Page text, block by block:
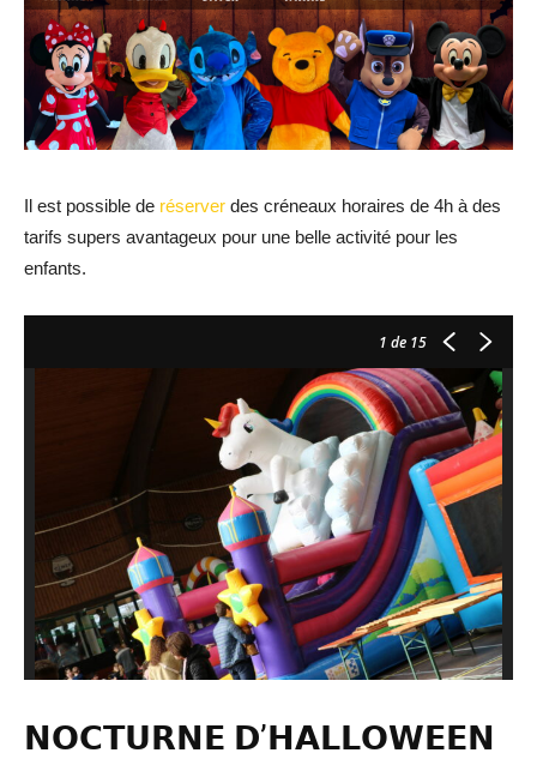
Il est possible de réserver des créneaux horaires de 4h à des
tarifs supers avantageux pour une belle activité pour les
enfants.
1 de 15
𝗡𝗢𝗖𝗧𝗨𝗥𝗡𝗘 𝗗’𝗛𝗔𝗟𝗟𝗢𝗪𝗘𝗘𝗡